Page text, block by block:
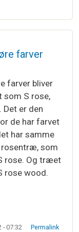
troet,…afVibe
farver
farver bliver
som S rose,
Det er den
de har farvet
har samme
som
rose. Og træet
rose wood.
- 07:32 Permalink